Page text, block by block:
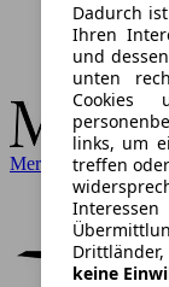
Dadurch
Ihren
und
unten
Cookies
links, um
treffen
Drittländer,
keine
Mercedes-Benz